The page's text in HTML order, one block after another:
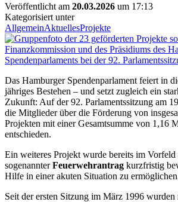
Veröffentlicht am 20.03.2026 um 17:13
Kategorisiert unter
AllgemeinAktuellesProjekte
Das Hamburger Spendenparlament feiert in
jähriges Bestehen – und setzt zugleich ein
Zukunft: Auf der 92. Parlamentssitzung am
die Mitglieder über die Förderung von
Projekten mit einer Gesamtsumme von 1,16
entschieden.
Ein weiteres Projekt wurde bereits im Vorfeld
sogenannterFeuerwehrantrag kurzfristig
Hilfe in einer akuten Situation zu
Seit der ersten Sitzung im März 1996 wurden